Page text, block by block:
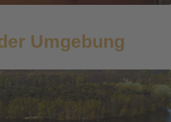
Umgebung